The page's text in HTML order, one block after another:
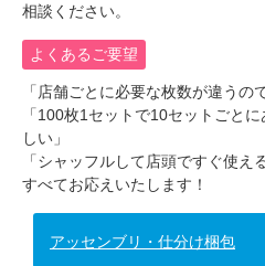
相談ください。
よくあるご要望
「店舗ごとに必要な枚数が違うの
「100枚1セットで10セットごと
しい」
「シャッフルして店頭ですぐ使え
すべてお応えいたします！
アッセンブリ・仕分け梱包